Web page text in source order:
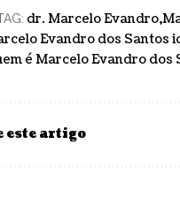
dr. Marcelo Evandro
Evandro dos Santos
é Marcelo Evandro dos
este artigo